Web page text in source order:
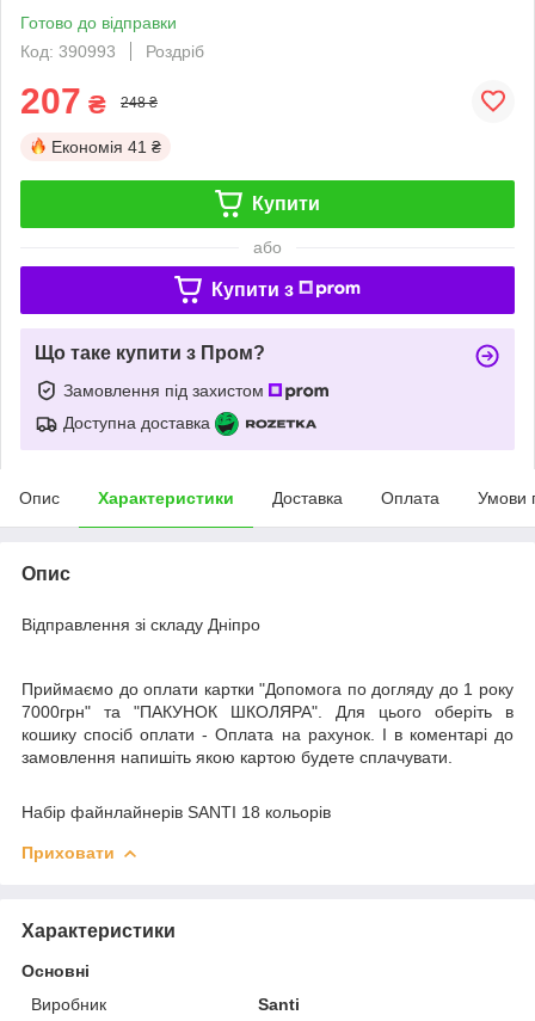
Готово до відправки
Код: 390993
Роздріб
207 ₴ 248 ₴
Економія 41 ₴
Купити
або
Купити з
Що таке купити з Пром?
Замовлення під захистом
Доступна доставка
Опис Характеристики Доставка Оплата Умови
Опис
Відправлення зі складу Дніпро
Приймаємо до оплати картки "Допомога по догляду до 1 року
7000грн" та "ПАКУНОК ШКОЛЯРА". Для цього оберіть в
кошику спосіб оплати - Оплата на рахунок. І в коментарі до
замовлення напишіть якою картою будете сплачувати.
Набір файнлайнерів SANTI 18 кольорів
Приховати
Характеристики
Основні
Виробник
Santi